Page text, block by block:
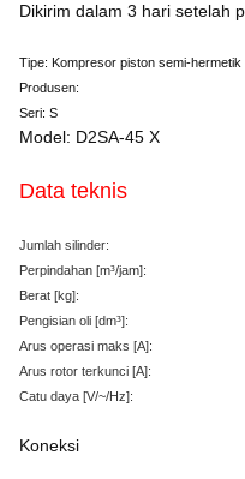
Dikirim dalam 3 hari setelah
Tipe: Kompresor piston semi-hermetik
Produsen:
Seri: S
Model: D2SA-45 X
Data teknis
Jumlah silinder:
Perpindahan [m³/jam]:
Berat [kg]:
Pengisian oli [dm³]:
Arus operasi maks [A]:
Arus rotor terkunci [A]:
Catu daya [V/~/Hz]:
Koneksi